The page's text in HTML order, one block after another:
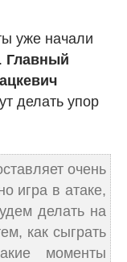
уже начали
Главный
делать упор
очень
игра в атаке,
делать на
как сыграть
моменты